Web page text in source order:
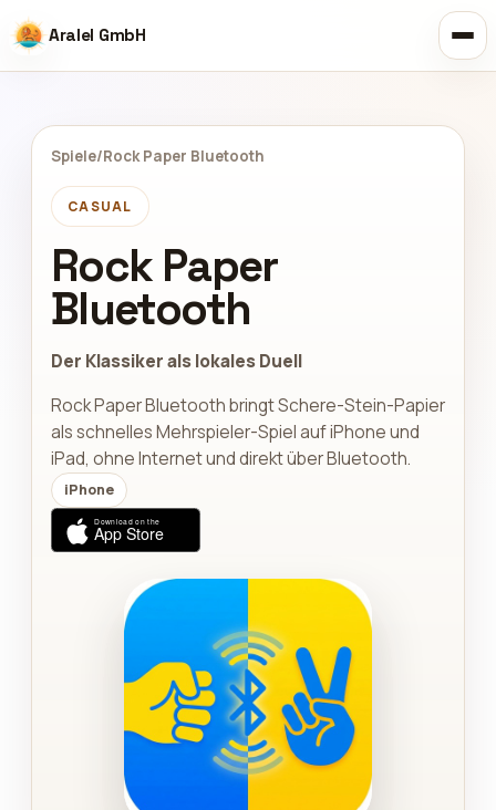
Aralel GmbH
Spiele/Rock Paper Bluetooth
CASUAL
Rock Paper
Bluetooth
Der Klassiker als lokales Duell
Rock Paper Bluetooth bringt Schere-Stein-Papier
als schnelles Mehrspieler-Spiel auf iPhone und
iPad, ohne Internet und direkt über Bluetooth.
iPhone